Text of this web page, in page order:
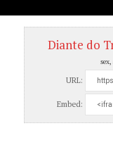
Diante do
URL:
Embed: